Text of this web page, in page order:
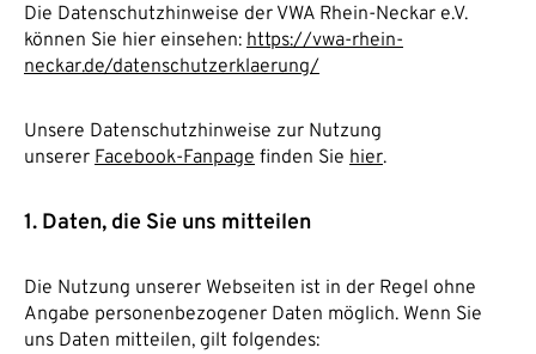
Die Datenschutzhinweise der VWA Rhein-Neckar e.V.
können Sie hier einsehen: https://vwa-rhein-
neckar.de/datenschutzerklaerung/
Unsere Datenschutzhinweise zur Nutzung
unserer Facebook-Fanpage finden Sie hier.
1. Daten, die Sie uns mitteilen
Die Nutzung unserer Webseiten ist in der Regel ohne
Angabe personenbezogener Daten möglich. Wenn Sie
uns Daten mitteilen, gilt folgendes: